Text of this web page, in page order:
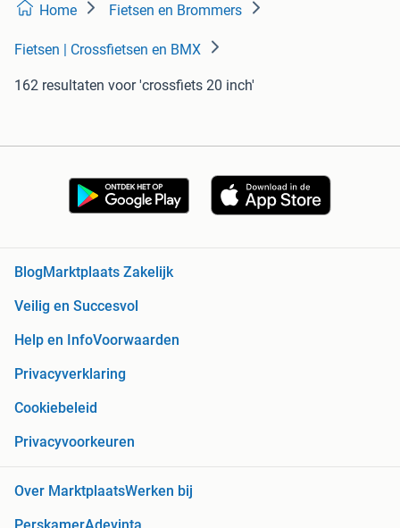
Home Fietsen en Brommers
Fietsen | Crossfietsen en BMX
162 resultaten voor 'crossfiets 20 inch'
BlogMarktplaats Zakelijk
Veilig en Succesvol
Help en InfoVoorwaarden
Privacyverklaring
Cookiebeleid
Privacyvoorkeuren
Over MarktplaatsWerken bij